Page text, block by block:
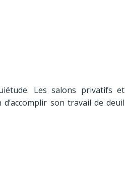
Les salons privatifs et
son travail de deuil